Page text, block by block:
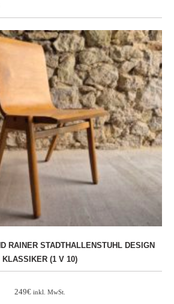
RAINER STADTHALLENSTUHL DESIGN
KLASSIKER (1 V 10)
249€ inkl. MwSt.